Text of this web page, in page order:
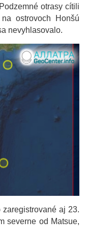
otrasy cítili
ostrovoch Honšú
nevyhlasovalo.
aj 23.
severne od Matsue,